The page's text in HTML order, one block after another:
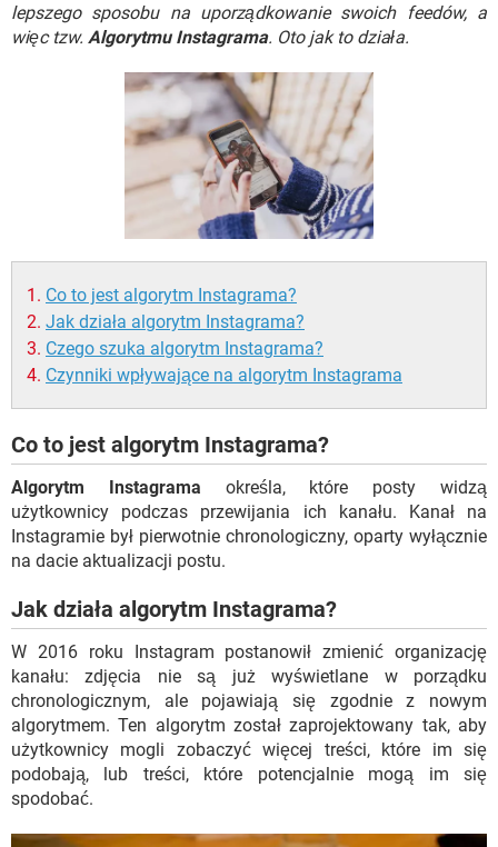
WINDOWS 10
INSTAGRAM FACEBOOK
lepszego sposobu na uporządkowanie swoich feedów, a
więc tzw. Algorytmu Instagrama. Oto jak to działa.
Co to jest algorytm Instagrama?
Jak działa algorytm Instagrama?
Czego szuka algorytm Instagrama?
Czynniki wpływające na algorytm Instagrama
Co to jest algorytm Instagrama?
Algorytm Instagrama określa, które posty widzą
użytkownicy podczas przewijania ich kanału. Kanał na
Instagramie był pierwotnie chronologiczny, oparty wyłącznie
na dacie aktualizacji postu.
Jak działa algorytm Instagrama?
W 2016 roku Instagram postanowił zmienić organizację
kanału: zdjęcia nie są już wyświetlane w porządku
chronologicznym, ale pojawiają się zgodnie z nowym
algorytmem. Ten algorytm został zaprojektowany tak, aby
użytkownicy mogli zobaczyć więcej treści, które im się
podobają, lub treści, które potencjalnie mogą im się
spodobać.